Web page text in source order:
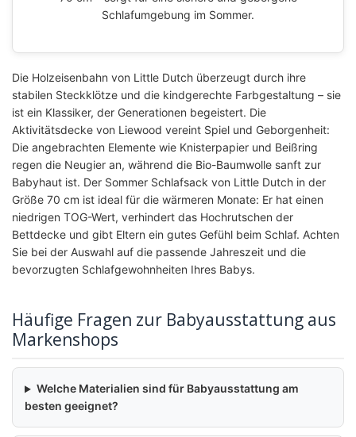
Schlafumgebung im Sommer.
Die Holzeisenbahn von Little Dutch überzeugt durch ihre
stabilen Steckklötze und die kindgerechte Farbgestaltung – sie
ist ein Klassiker, der Generationen begeistert. Die
Aktivitätsdecke von Liewood vereint Spiel und Geborgenheit:
Die angebrachten Elemente wie Knisterpapier und Beißring
regen die Neugier an, während die Bio-Baumwolle sanft zur
Babyhaut ist. Der Sommer Schlafsack von Little Dutch in der
Größe 70 cm ist ideal für die wärmeren Monate: Er hat einen
niedrigen TOG-Wert, verhindert das Hochrutschen der
Bettdecke und gibt Eltern ein gutes Gefühl beim Schlaf. Achten
Sie bei der Auswahl auf die passende Jahreszeit und die
bevorzugten Schlafgewohnheiten Ihres Babys.
Häufige Fragen zur Babyausstattung aus
Markenshops
Welche Materialien sind für Babyausstattung am
besten geeignet?